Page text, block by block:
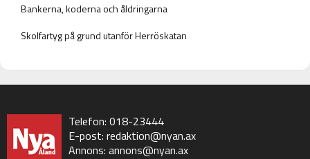
Bankerna, koderna och åldringarna
Skolfartyg på grund utanför Herröskatan
Telefon: 018-23444
E-post: redaktion@nyan.ax
Annons: annons@nyan.ax